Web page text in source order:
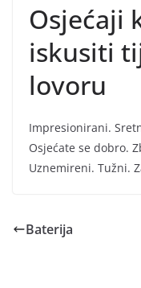
Osjećaji
iskusiti
lovoru
Impresionirani.
Osjećate se dobro.
Uznemireni. Tužni.
Baterija